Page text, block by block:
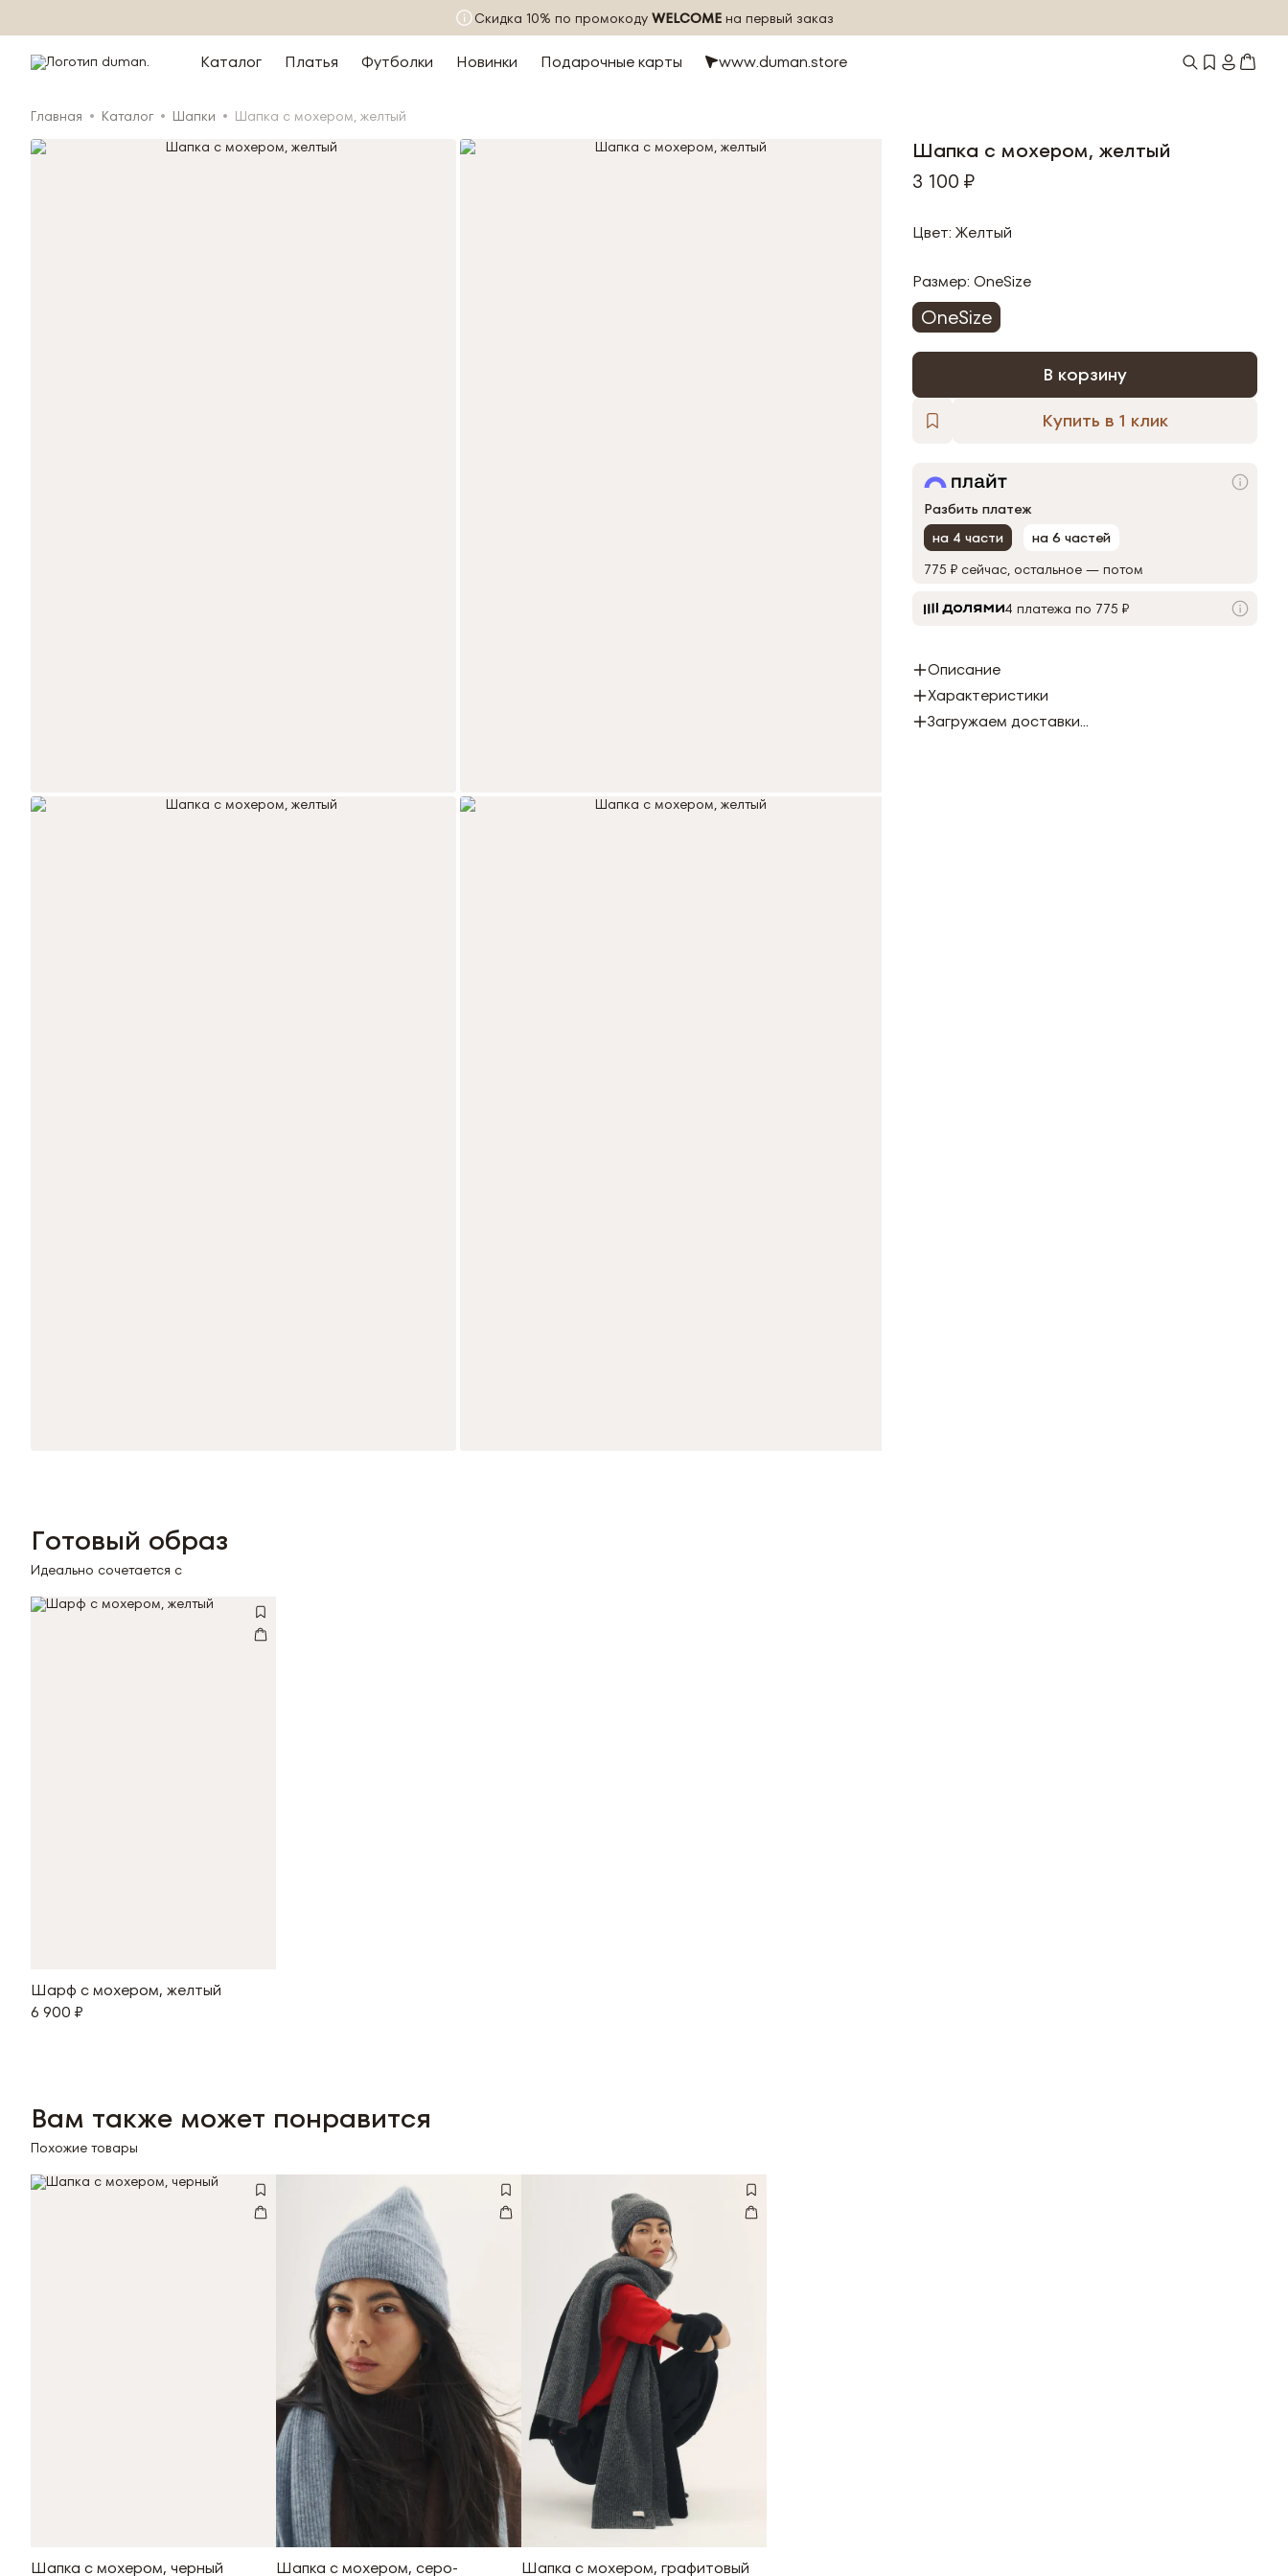
Скидка 10% по промокоду WELCOME на первый заказ
Каталог Платья Футболки Новинки Подарочные карты www.duman.store
Главная Каталог Шапки Шапка с мохером, желтый
Шапка с мохером, желтый
3 100 ₽
Цвет: Желтый
Размер: OneSize
OneSize
В корзину
Купить в 1 клик
Разбить платеж
на 4 части
на 6 частей
775 ₽ сейчас, остальное — потом
4 платежа по 775 ₽
Описание
Характеристики
Загружаем доставки...
Готовый образ
Идеально сочетается с
Шарф с мохером, желтый
6 900 ₽
Вам также может понравится
Похожие товары
Шапка с мохером, черный
Шапка с мохером, серо-
Шапка с мохером, графитовый